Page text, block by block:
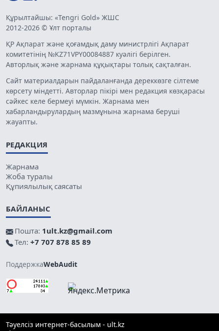
Құрылтайшы: «Tengri Gold» ЖШС
2012-2026 © Ұлт порталы
ҚР Ақпарат және қоғамдық даму министрлігі Ақпарат
комитетінің №KZ71VPY00084887 куәлігі берілген.
Авторлық және жарнама құқықтары толық сақталған.
Сайт материалдарын пайдаланғанда дереккөзге сілтеме
көрсету міндетті. Авторлар пікірі мен редакция көзқарасы
сәйкес келе бермеуі мүмкін. Жарнама мен
хабарландырулардың мазмұнына жарнама беруші
жауапты.
РЕДАКЦИЯ
Жарнама
Жоба туралы
Құпиялылық саясаты
БАЙЛАНЫС
Пошта: 1ult.kz@gmail.com
Тел: +7 707 878 85 89
ПоддержкаWebAudit
Тәуелсіз интернет-басылым - ult.kz